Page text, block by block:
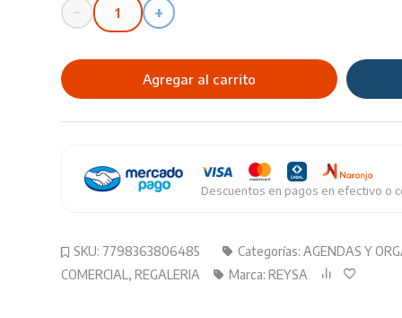
−
Agenda
REYSA
Ecochic
+
Agregar al carrito
SKU: 7798363806485 Categorías: AGENDAS Y
COMERCIAL , REGALERIA Marca: REYSA
Descuentos en pagos en efectivo o